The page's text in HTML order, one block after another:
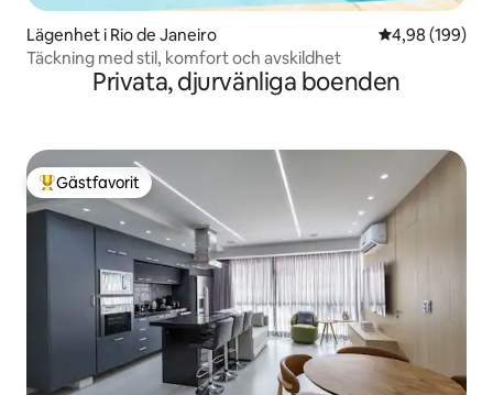
Lägenhet i Rio de Janeiro 4,98 av 5 i
4,98 (199)
Täckning med stil, komfort och avskildhet
Privata, djurvänliga boenden
Populär gästfavorit
Gästfavorit